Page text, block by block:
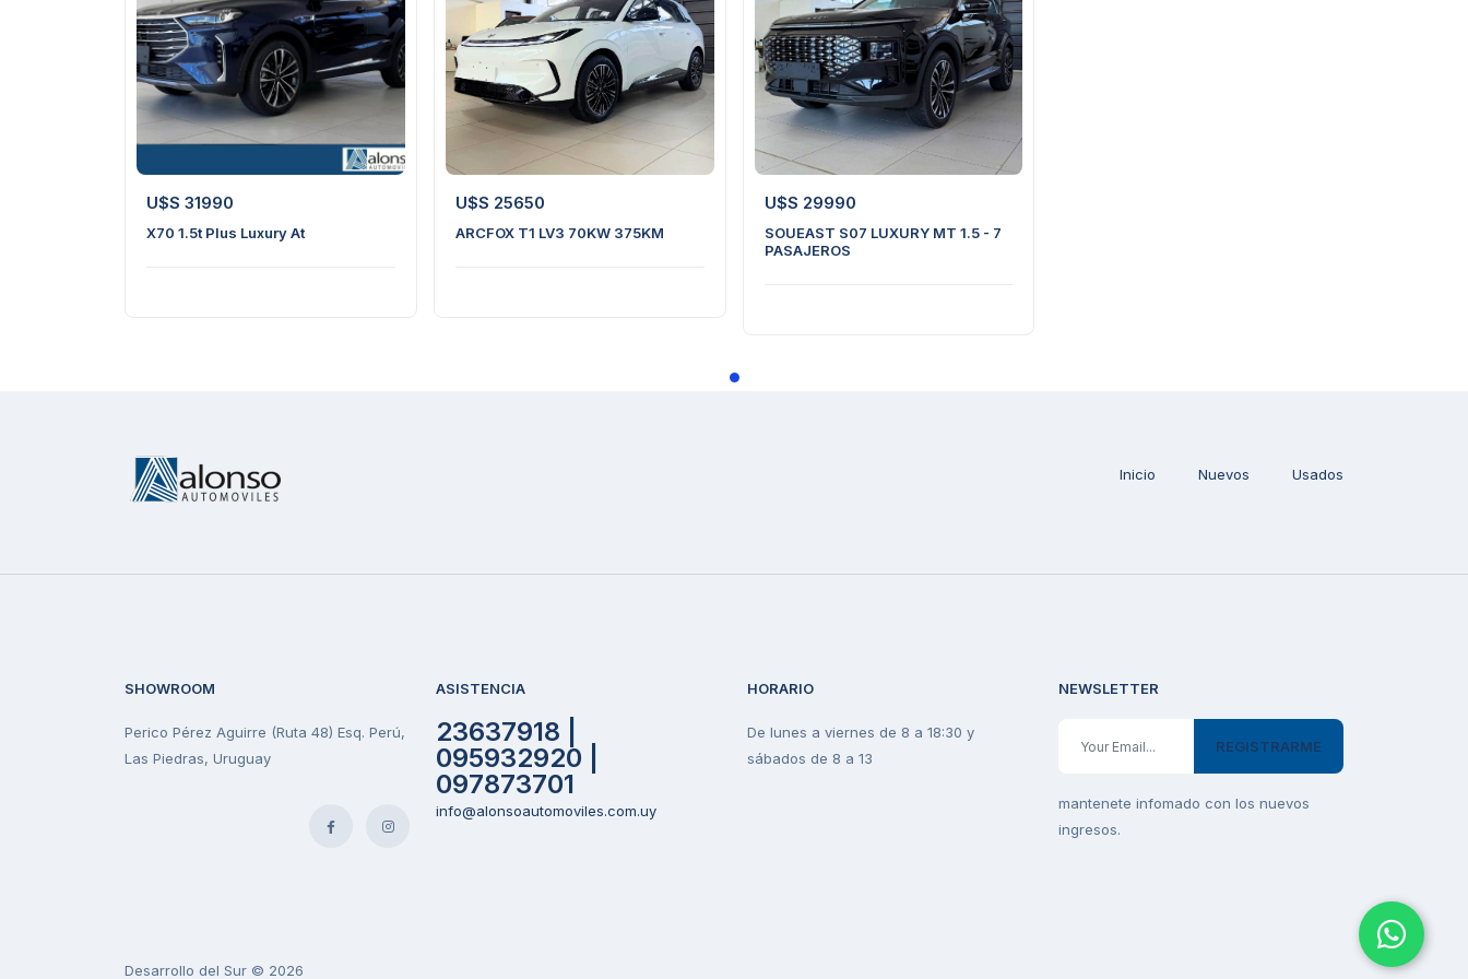
U$S 31990
X70 1.5t Plus Luxury At
U$S 25650
ARCFOX T1 LV3 70KW 375KM
U$S 29990
SOUEAST S07 LUXURY MT 1.5 - 7
PASAJEROS
Inicio Nuevos Usados
SHOWROOM
Perico Pérez Aguirre (Ruta 48) Esq. Perú,
Las Piedras, Uruguay
ASISTENCIA
23637918 |
095932920 |
097873701
info@alonsoautomoviles.com.uy
HORARIO
De lunes a viernes de 8 a 18:30 y
sábados de 8 a 13
NEWSLETTER
REGISTRARME
mantenete infomado con los nuevos
ingresos.
Desarrollo del Sur © 2026